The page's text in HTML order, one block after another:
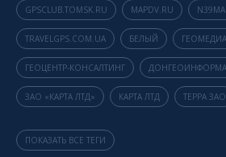
GPSCLUB.TOMSK.RU MAPDV.RU
TRAVELGPS.COM.UA БЕЛЫЙ
ГЕОЦЕНТР-КОНСАЛТИНГ
ЗАО «КАРТА ЛТД» КАРТА ЛТД ТЕРРА ЗАО
ПОКАЗАТЬ ВСЕ ТЕГИ